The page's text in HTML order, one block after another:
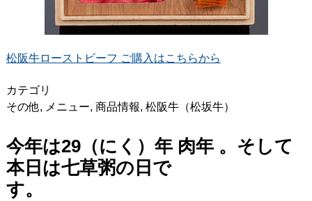
松阪牛ローストビーフ ご購入はこちらから
カテゴリ
その他, メニュー, 商品情報, 松阪牛（松坂牛）
今年は29（にく）年 肉年 。そして
本日は七草粥の日で
す。